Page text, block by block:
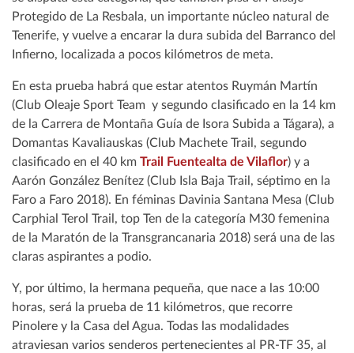
Protegido de La Resbala, un importante núcleo natural de
Tenerife, y vuelve a encarar la dura subida del Barranco del
Infierno, localizada a pocos kilómetros de meta.
En esta prueba habrá que estar atentos Ruymán Martín
(Club Oleaje Sport Team y segundo clasificado en la 14 km
de la Carrera de Montaña Guía de Isora Subida a Tágara), a
Domantas Kavaliauskas (Club Machete Trail, segundo
clasificado en el 40 km Trail Fuentealta de Vilaflor) y a
Aarón González Benítez (Club Isla Baja Trail, séptimo en la
Faro a Faro 2018). En féminas Davinia Santana Mesa (Club
Carphial Terol Trail, top Ten de la categoría M30 femenina
de la Maratón de la Transgrancanaria 2018) será una de las
claras aspirantes a podio.
Y, por último, la hermana pequeña, que nace a las 10:00
horas, será la prueba de 11 kilómetros, que recorre
Pinolere y la Casa del Agua. Todas las modalidades
atraviesan varios senderos pertenecientes al PR-TF 35, al